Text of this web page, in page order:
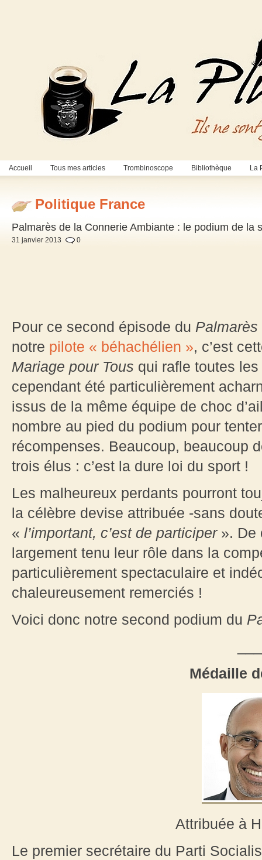
Accueil Tous mes articles Trombinoscope Bibliothèque La
Politique France
Palmarès de la Connerie Ambiante : le podium de la
31 janvier 2013 0
Pour ce second épisode du
notre pilote « béhachélien », c’est
Mariage pour Tous qui rafle toutes
cependant été particulièrement
issus de la même équipe de choc
nombre au pied du podium pour
récompenses. Beaucoup, beaucoup
trois élus : c’est la dure loi du sport !
Les malheureux perdants pourront
la célèbre devise attribuée -sans
« l’important, c’est de participer». De
largement tenu leur rôle dans la
particulièrement spectaculaire et
chaleureusement remerciés !
Voici donc notre second podium du
Médaille
Attribuée à
Le premier secrétaire du Parti